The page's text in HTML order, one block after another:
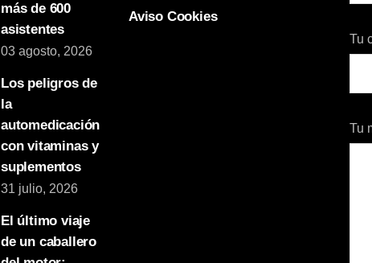
más de 600
asistentes
03 agosto, 2026
Los peligros de
la
automedicación
con vitaminas y
suplementos
31 julio, 2026
El último viaje
de un caballero
Aviso Cookies
Tu
Tu